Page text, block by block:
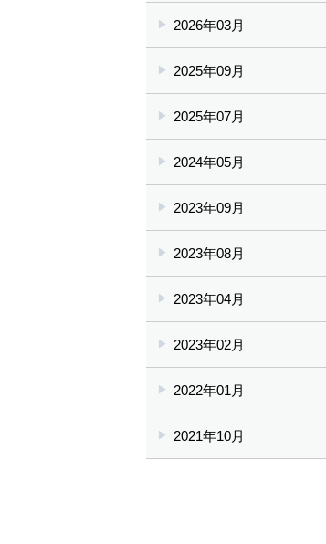
2026年03月
2025年09月
2025年07月
2024年05月
2023年09月
2023年08月
2023年04月
2023年02月
2022年01月
2021年10月